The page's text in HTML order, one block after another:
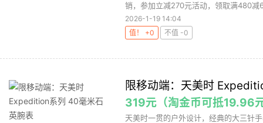
销，参加立减270元活动，领取满480减
2026-1-19 14:04
值！ +0
不值 -0
限移动端：天美时
319元（淘金币可抵19.96
天美时一贯的户外设计，经典的大三针